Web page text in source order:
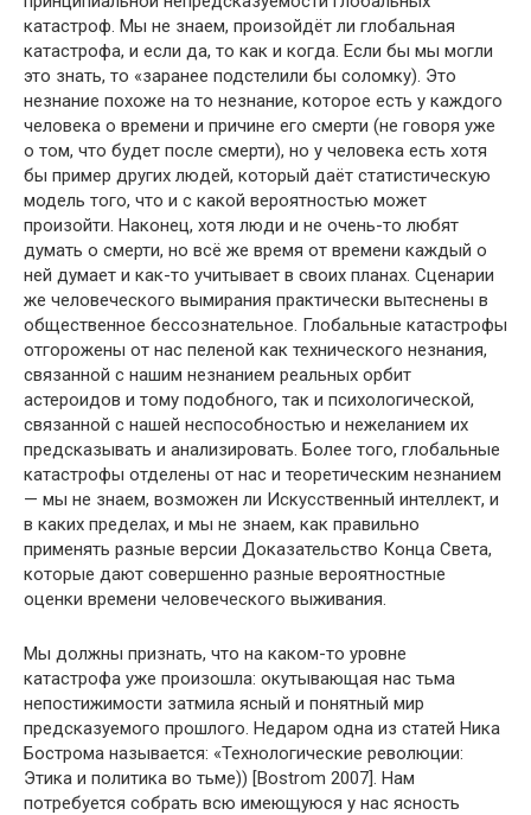
катастроф. Мы не знаем, произойдёт ли глобальная
катастрофа, и если да, то как и когда. Если бы мы могли
это знать, то «заранее подстелили бы соломку). Это
незнание похоже на то незнание, которое есть у каждого
человека о времени и причине его смерти (не говоря уже
о том, что будет после смерти), но у человека есть хотя
бы пример других людей, который даёт статистическую
модель того, что и с какой вероятностью может
произойти. Наконец, хотя люди и не очень-то любят
думать о смерти, но всё же время от времени каждый о
ней думает и как-то учитывает в своих планах. Сценарии
же человеческого вымирания практически вытеснены в
общественное бессознательное. Глобальные катастрофы
отгорожены от нас пеленой как технического незнания,
связанной с нашим незнанием реальных орбит
астероидов и тому подобного, так и психологической,
связанной с нашей неспособностью и нежеланием их
предсказывать и анализировать. Более того, глобальные
катастрофы отделены от нас и теоретическим незнанием
— мы не знаем, возможен ли Искусственный интеллект, и
в каких пределах, и мы не знаем, как правильно
применять разные версии Доказательство Конца Света,
которые дают совершенно разные вероятностные
оценки времени человеческого выживания.
Мы должны признать, что на каком-то уровне
катастрофа уже произошла: окутывающая нас тьма
непостижимости затмила ясный и понятный мир
предсказуемого прошлого. Недаром одна из статей Ника
Бострома называется: «Технологические революции:
Этика и политика во тьме)) [Bostrom 2007]. Нам
потребуется собрать всю имеющуюся у нас ясность